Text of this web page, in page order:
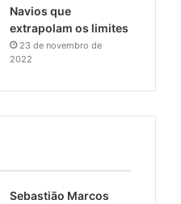
Navios que
extrapolam os limites
23 de novembro de
2022
Sebastião Marcos